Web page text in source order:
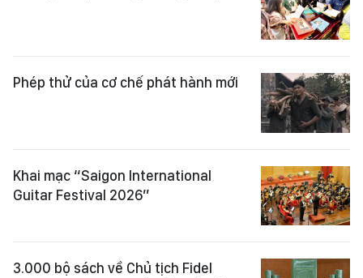
Phép thử của cơ chế phát hành mới
Khai mạc “Saigon International
Guitar Festival 2026”
3.000 bộ sách về Chủ tịch Fidel